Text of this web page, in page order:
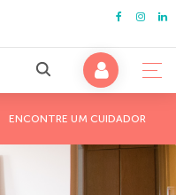
ENCONTRE UM CUIDADOR